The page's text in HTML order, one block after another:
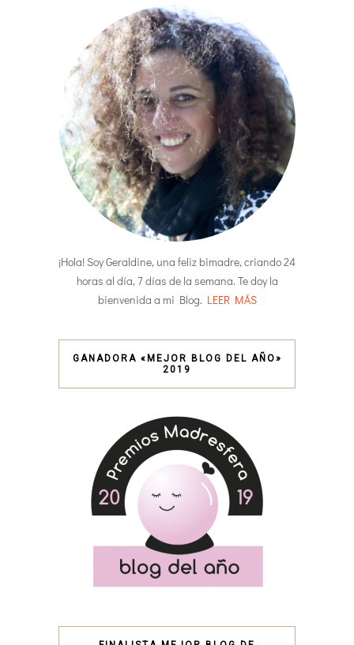
¡Hola! Soy Geraldine, una feliz bimadre, criando 24
horas al día, 7 días de la semana. Te doy la
bienvenida a mi Blog. LEER MÁS
GANADORA «MEJOR BLOG DEL AÑO»
2019